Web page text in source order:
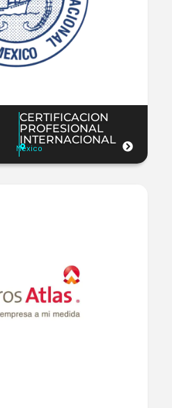
CERTIFICACION
PROFESIONAL
INTERNACIONAL
Mexico